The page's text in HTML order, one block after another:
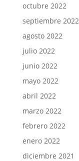
octubre 2022
septiembre 2022
agosto 2022
julio 2022
junio 2022
mayo 2022
abril 2022
marzo 2022
febrero 2022
enero 2022
diciembre 2021